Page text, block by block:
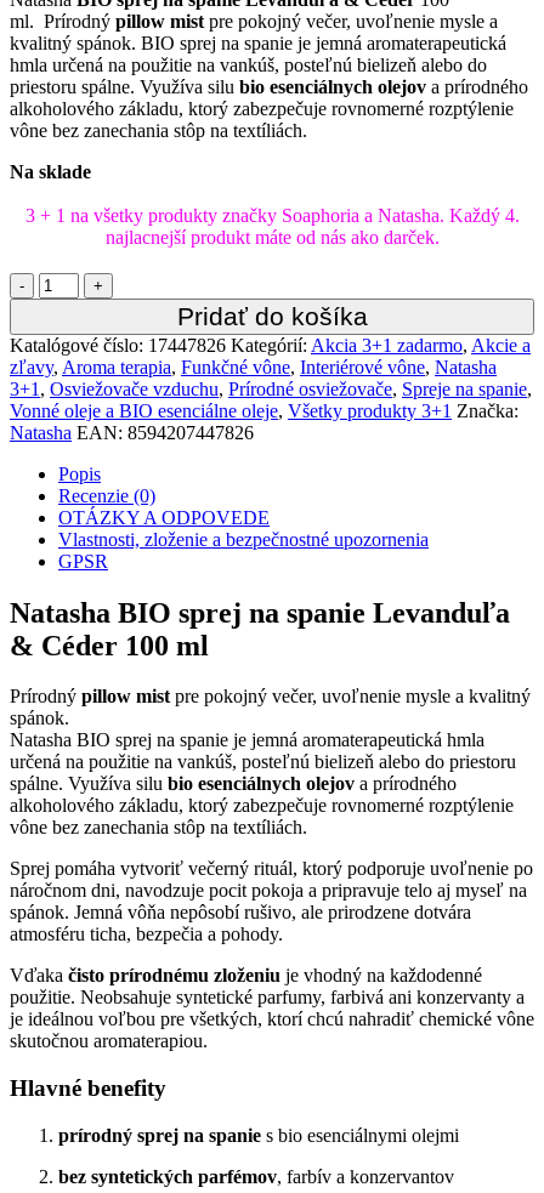
ml. Prírodný pillow mist pre pokojný večer, uvoľnenie mysle a
kvalitný spánok. BIO sprej na spanie je jemná aromaterapeutická
hmla určená na použitie na vankúš, posteľnú bielizeň alebo do
priestoru spálne. Využíva silu bio esenciálnych olejov a prírodného
alkoholového základu, ktorý zabezpečuje rovnomerné rozptýlenie
vône bez zanechania stôp na textíliách.
Na sklade
3 + 1 na všetky produkty značky Soaphoria a Natasha. Každý 4.
najlacnejší produkt máte od nás ako darček.
Quantity
Pridať do košíka
Katalógové číslo: 17447826 Kategórií: Akcia 3+1 zadarmo, Akcie a
zľavy, Aroma terapia, Funkčné vône, Interiérové vône, Natasha
3+1 , Osviežovače vzduchu, Prírodné osviežovače, Spreje na spanie,
Vonné oleje a BIO esenciálne oleje, Všetky produkty 3+1 Značka:
Natasha EAN: 8594207447826
Popis
Recenzie (0)
OTÁZKY A ODPOVEDE
Vlastnosti, zloženie a bezpečnostné upozornenia
GPSR
Natasha BIO sprej na spanie Levanduľa
& Céder 100 ml
Prírodný pillow mistpre pokojný večer, uvoľnenie mysle a kvalitný
spánok.
Natasha BIO sprej na spanie je jemná aromaterapeutická hmla
určená na použitie na vankúš, posteľnú bielizeň alebo do priestoru
spálne. Využíva silu bio esenciálnych olejov a prírodného
alkoholového základu, ktorý zabezpečuje rovnomerné rozptýlenie
vône bez zanechania stôp na textíliách.
Sprej pomáha vytvoriť večerný rituál, ktorý podporuje uvoľnenie po
náročnom dni, navodzuje pocit pokoja a pripravuje telo aj myseľ na
spánok. Jemná vôňa nepôsobí rušivo, ale prirodzene dotvára
atmosféru ticha, bezpečia a pohody.
Vďaka čisto prírodnému zloženiu je vhodný na každodenné
použitie. Neobsahuje syntetické parfumy, farbivá ani konzervanty a
je ideálnou voľbou pre všetkých, ktorí chcú nahradiť chemické vône
skutočnou aromaterapiou.
Hlavné benefity
prírodný sprej na spanie s bio esenciálnymi olejmi
bez syntetických parfémov, farbív a konzervantov